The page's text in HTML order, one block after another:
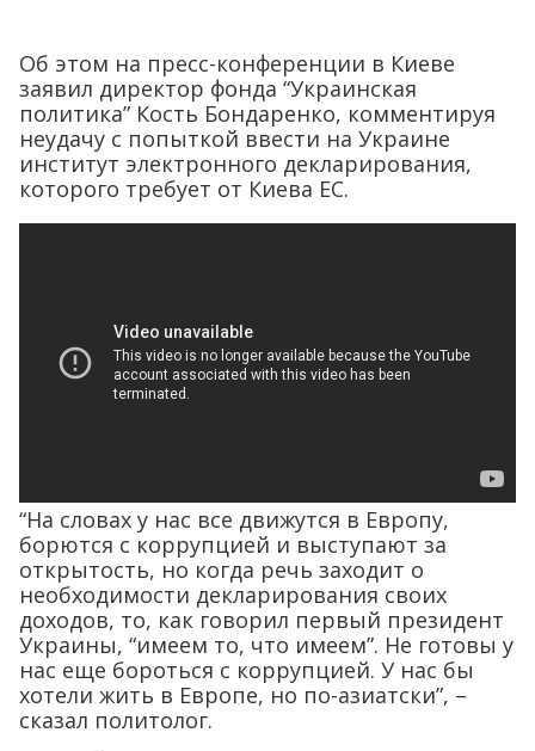
Об этом на пресс-конференции в Киеве
заявил директор фонда “Украинская
политика” Кость Бондаренко, комментируя
неудачу с попыткой ввести на Украине
институт электронного декларирования,
которого требует от Киева ЕС.
“На словах у нас все движутся в Европу,
борются с коррупцией и выступают за
открытость, но когда речь заходит о
необходимости декларирования своих
доходов, то, как говорил первый президент
Украины, “имеем то, что имеем”. Не готовы у
нас еще бороться с коррупцией. У нас бы
хотели жить в Европе, но по-азиатски”, –
сказал политолог.